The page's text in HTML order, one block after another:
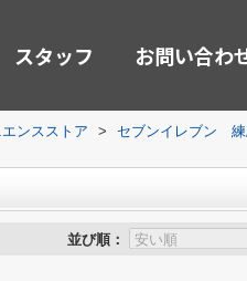
スタッフ お問い合わ
ンスストア >
セブンイレブン 練
並び順：